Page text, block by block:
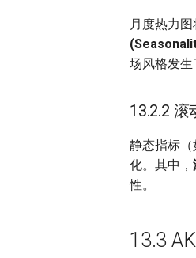
月度热力
场风格发生
13.2.2
静态指标
化。其中，
性。
13.3